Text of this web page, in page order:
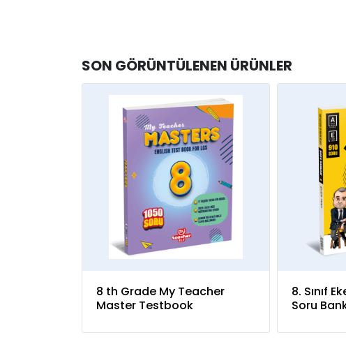
SON GÖRÜNTÜLENEN ÜRÜNLER
8 th Grade My Teacher
Master Testbook
8. Sınıf
Soru